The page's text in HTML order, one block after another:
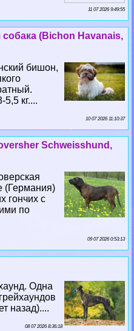
11 07 2026 9:49:55
(Bichon Havanais,
бишон,
кг....
10 07 2026 11:10:37
Schweisshund,
(Германия)
гончих с
по
09 07 2026 0:53:13
Одна
назад)....
08 07 2026 8:36:18